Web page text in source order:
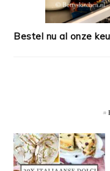
Bestel nu al onze